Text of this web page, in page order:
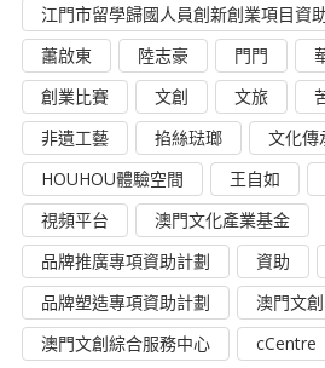
江門市留學歸國人員創新創業項目資
蕭啟東
陸志豪 門門
創業比賽
文創 文旅
非遺工藝
掐絲琺瑯 文化傳
HOUHOU體驗空間
王自如
視頻平台
澳門文化產業基金
品牌推廣專項資助計劃
資助
品牌塑造專項資助計劃
澳門文創
澳門文創綜合服務中心
cCentre